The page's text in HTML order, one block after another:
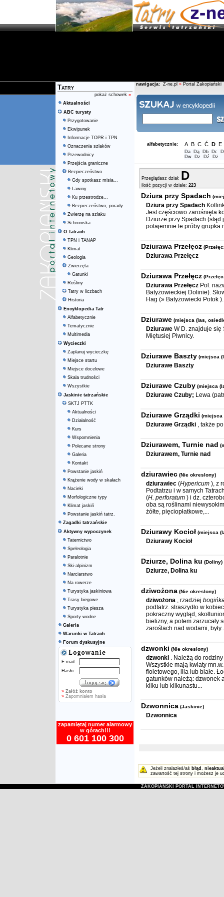
Tatry
pokaż schowek »
Aktualności
ABC turysty
Przygotowanie
Ekwipunek
Informacje TOPR i TPN
Oznaczenia szlaków
Przewodnicy
Przejścia graniczne
Bezpieczeństwo
Gdy spotkasz misia...
Lawiny
Ku przestrodze...
Bezpieczeństwo, porady
Zwierzę na szlaku
Schroniska
O Tatrach
TPN i TANAP
Klimat
Geologia
Zwierzęta
Gatunki
Rośliny
Tatry w liczbach
Historia
Encyklopedia Tatr
Alfabetycznie
Tematycznie
Multimedia
Wycieczki
Zaplanuj wycieczkę
Miejsce startu
Miejsce docelowe
Skala trudności
Wszystkie
Jaskinie tatrzańskie
SKTJ PTTK
Aktualności
Działalność
Kurs
Wspomnienia
Polecane strony
Galeria
Kontakt
Powstanie jaskiń
Krążenie wody w skałach
Nacieki
Morfologiczne typy
Klimat jaskiń
Powstanie jaskiń tatrz.
Zagadki tatrzańskie
Aktywny wypoczynek
Taternictwo
Speleologia
Paralotnie
Ski-alpinizm
Narciarstwo
Na rowerze
Turystyka jaskiniowa
Trasy biegowe
Turystyka piesza
Sporty wodne
Galeria
Warunki w Tatrach
Forum dyskusyjne
E-mail
Hasło
» Załóż konto
» Zapomniałem hasła
zapamiętaj numer alarmowy
w górach!!!
0 601 100 300
nawigacja: Z-ne.pl » Portal Zakopiański
alfabetycznie: A B C Ć D E
Da Dą Db Dc
Dw
Dz Dź Dż
Przeglądasz dział: D
ilość pozycji w dziale: 223
Dziura przy Spadach
Dziura przy Spadach
Jest częściowo zarośnięta
Dziurze przy Spadach (stąd
potajemnie te próby grupka
Dziurawa Przełęcz
Dziurawa Przełęcz
Dziurawa Przełęcz
Dziurawa Przełęcz Pol.
Batyżowieckiej Dolinie).
Hag (» Batyżowiecki Potok ).
Dziurawe (miejsca (las,
Dziurawe W D. znajduje się
Miętusiej Piwnicy.
Dziurawe Baszty (miejsca
Dziurawe Baszty
Dziurawe Czuby (miejsca
Dziurawe Czuby; Lewa
Dziurawe Grządki (miejsca
Dziurawe Grządki , także
Dziurawem, Turnie nad
Dziurawem, Turnie nad
dziurawiec (Nie okreslony)
dziurawiec (Hypericum ), z
Podtatrzu i w samych
(H. perforatum ) i dz.
oba są roślinami
żółte, pięciopłatkowe,...
Dziurawy Kocioł (miejsca
Dziurawy Kocioł
Dziurze, Dolina ku (Doliny)
Dziurze, Dolina ku
dziwożona (Nie okreslony)
dziwożona , rzadziej
podtatrz. straszydło w
pokraczny wygląd,
bielizny, a potem zarzucały
zaroślach nad wodami,
dzwonki (Nie okreslony)
dzwonki . Należą do
Wszystkie mają kwiaty
fioletowego, lila lub białe.
gatunków należą: dzwonek
kilku lub kilkunastu...
Dzwonnica (Jaskinie)
Dzwonnica
Jeżeli znalazłeś/aś błąd ,
zawartość tej strony i możesz je
ZAKOPIAŃSKI PORTAL